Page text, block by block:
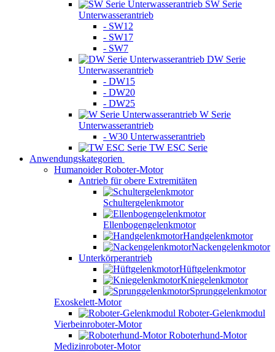
SW Serie
Unterwasserantrieb
- SW12
- SW17
- SW7
DW Serie
Unterwasserantrieb
- DW15
- DW20
- DW25
W Serie
Unterwasserantrieb
- W30 Unterwasserantrieb
TW ESC Serie
Anwendungskategorien
Humanoider Roboter-Motor
Antrieb für obere Extremitäten
Schultergelenkmotor
Ellenbogengelenkmotor
Handgelenkmotor
Nackengelenkmotor
Unterkörperantrieb
Hüftgelenkmotor
Kniegelenkmotor
Sprunggelenkmotor
Exoskelett-Motor
Roboter-Gelenkmodul
Vierbeinroboter-Motor
Roboterhund-Motor
Medizinroboter-Motor